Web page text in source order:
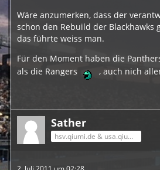
Wäre anzumerken, dass der
schon den Rebuild der Blackhawks
das führte weiss man.
Für den Moment haben die
als die Rangers
, auch nich
Sather
hsv.qiumi.de & usa.qiumi.de